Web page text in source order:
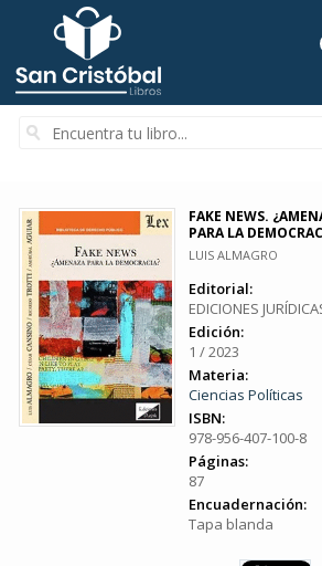
FAKE NEWS.
PARA LA
LUIS ALMAGRO
Editorial:
EDICIONES
Edición:
1 / 2023
Materia:
Ciencias Políticas
ISBN:
978-956-407-100-8
Páginas:
87
Encuadernación:
Tapa blanda